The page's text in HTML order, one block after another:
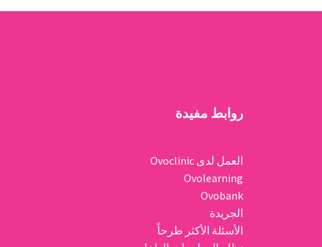
روابط مفيدة
العمل لدى Ovoclinic
Ovolearning
Ovobank
الجريدة
الأسئلة الأكثر طرحاً